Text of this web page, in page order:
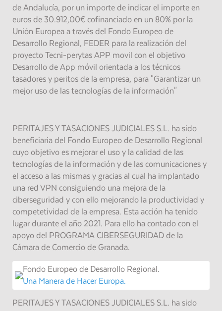
de Andalucía, por un importe de indicar el importe en
euros de 30.912,00€ cofinanciado en un 80% por la
Unión Europea a través del Fondo Europeo de
Desarrollo Regional, FEDER para la realización del
proyecto Tecni-perytas APP movil con el objetivo
Desarrollo de App móvil orientada a los técnicos
tasadores y peritos de la empresa, para "Garantizar un
mejor uso de las tecnologías de la información"
PERITAJES Y TASACIONES JUDICIALES S.L. ha sido
beneficiaria del Fondo Europeo de Desarrollo Regional
cuyo objetivo es mejorar el uso y la calidad de las
tecnologías de la información y de las comunicaciones y
el acceso a las mismas y gracias al cual ha implantado
una red VPN consiguiendo una mejora de la
ciberseguridad y con ello mejorando la productividad y
competetividad de la empresa. Esta acción ha tenido
lugar durante el año 2021. Para ello ha contado con el
apoyo del PROGRAMA CIBERSEGURIDAD de la
Cámara de Comercio de Granada.
Fondo Europeo de Desarrollo Regional.
Una Manera de Hacer Europa.
PERITAJES Y TASACIONES JUDICIALES S.L. ha sido